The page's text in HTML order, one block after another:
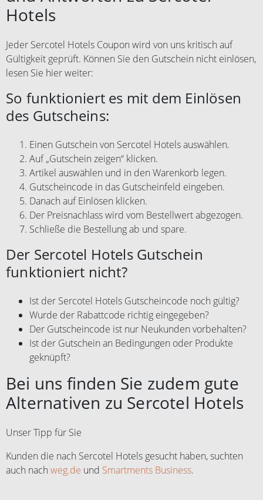
Hotels
Jeder Sercotel Hotels Coupon wird von uns kritisch auf
Gültigkeit geprüft. Können Sie den Gutschein nicht einlösen,
lesen Sie hier weiter:
So funktioniert es mit dem Einlösen
des Gutscheins:
Einen Gutschein von Sercotel Hotels auswählen.
Auf „Gutschein zeigen“ klicken.
Artikel auswählen und in den Warenkorb legen.
Gutscheincode in das Gutscheinfeld eingeben.
Danach auf Einlösen klicken.
Der Preisnachlass wird vom Bestellwert abgezogen.
Schließe die Bestellung ab und spare.
Der Sercotel Hotels Gutschein
funktioniert nicht?
Ist der Sercotel Hotels Gutscheincode noch gültig?
Wurde der Rabattcode richtig eingegeben?
Der Gutscheincode ist nur Neukunden vorbehalten?
Ist der Gutschein an Bedingungen oder Produkte
geknüpft?
Bei uns finden Sie zudem gute
Alternativen zu Sercotel Hotels
Unser Tipp für Sie
Kunden die nach Sercotel Hotels gesucht haben, suchten
auch nach weg.de und Smartments Business.